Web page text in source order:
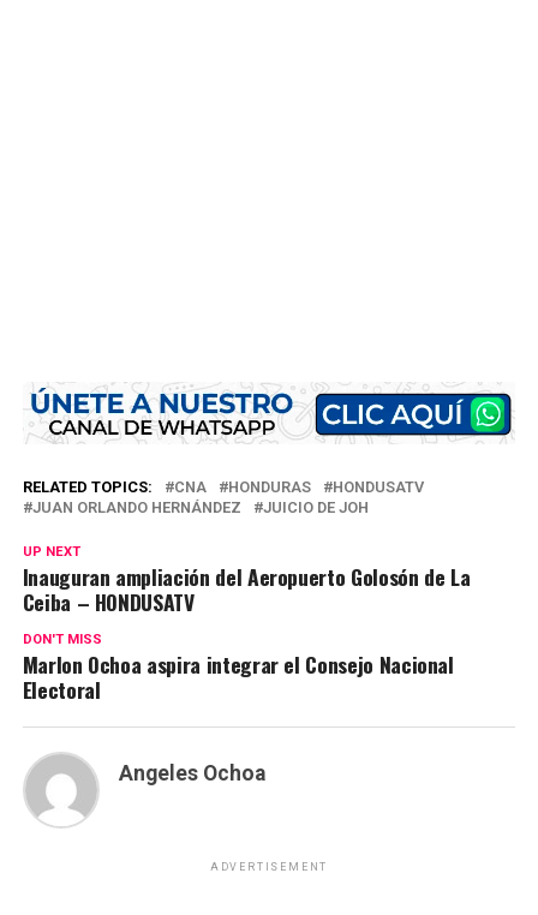
RELATED TOPICS: CNA HONDURAS
HONDUSATV
JUAN ORLANDO HERNÁNDEZ
JUICIO DE JOH
UP NEXT
Inauguran ampliación del Aeropuerto Golosón de La
Ceiba – HONDUSATV
DON'T MISS
Marlon Ochoa aspira integrar el Consejo Nacional
Electoral
Angeles Ochoa
ADVERTISEMENT